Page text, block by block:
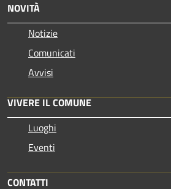
NOVITÀ
Notizie
Comunicati
Avvisi
VIVERE IL COMUNE
Luoghi
Eventi
CONTATTI